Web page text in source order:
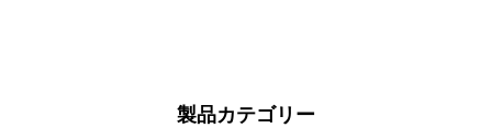
製品カテゴリー